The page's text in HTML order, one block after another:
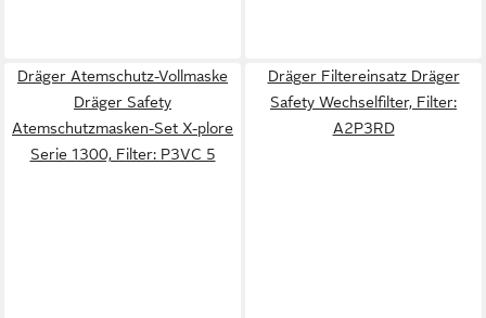
Dräger Atemschutz-Vollmaske
Dräger Safety
Atemschutzmasken-Set X-plore
Serie 1300, Filter: P3VC 5
Dräger Filtereinsatz Dräger
Safety Wechselfilter, Filter:
A2P3RD